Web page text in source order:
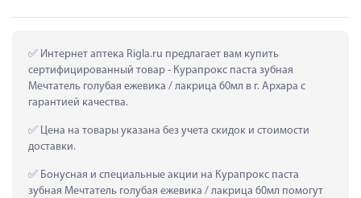
Интернет аптека Rigla.ru предлагает вам купить
сертифицированный товар - Курапрокс паста зубная
Мечтатель голубая ежевика / лакрица 60мл в г. Архара с
гарантией качества.
Цена на товары указана без учета скидок и стоимости
доставки.
Бонусная и специальные акции на Курапрокс паста
зубная Мечтатель голубая ежевика / лакрица 60мл помогут